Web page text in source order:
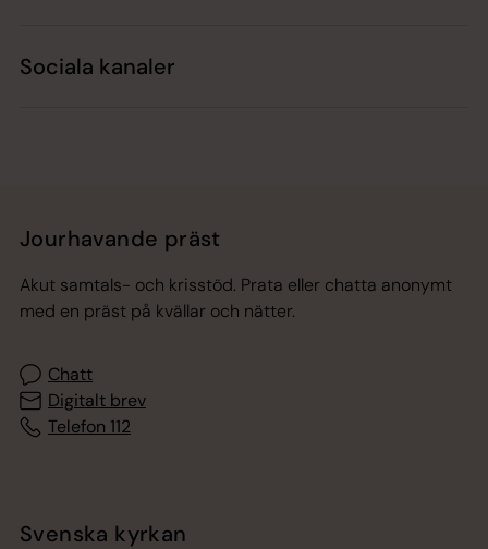
Sociala kanaler
Jourhavande präst
Akut samtals- och krisstöd. Prata eller chatta anonymt
med en präst på kvällar och nätter.
Chatt
Digitalt brev
Telefon 112
Svenska kyrkan